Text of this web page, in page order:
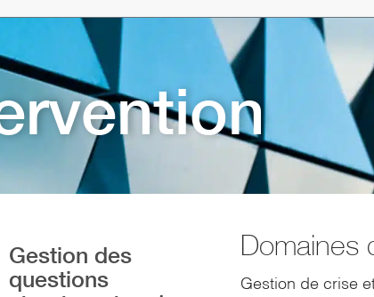
Gestion des
questions
Domaines
Gestion de crise